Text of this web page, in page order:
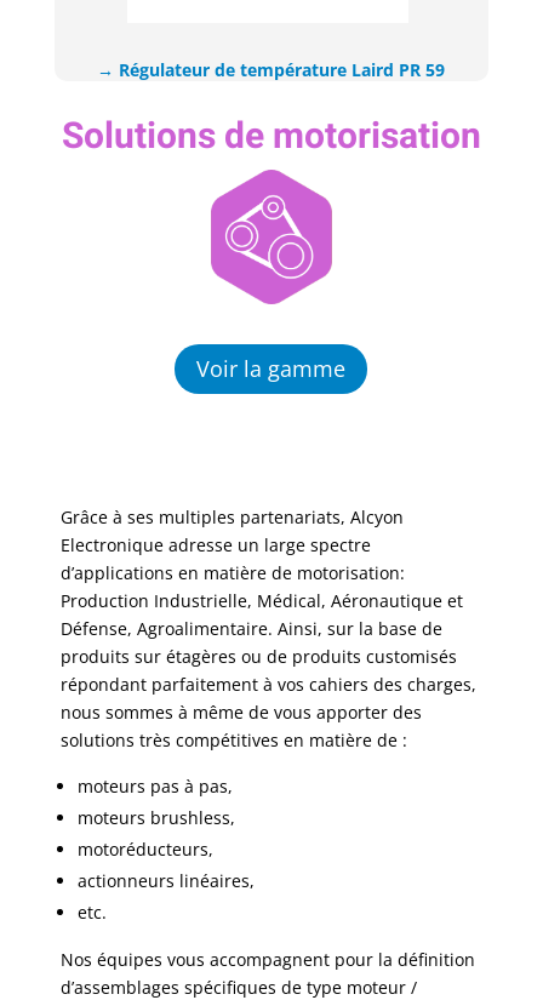
→ Régulateur de température Laird PR 59​
Solutions de motorisation
Voir la gamme
Grâce à ses multiples partenariats, Alcyon
Electronique adresse un large spectre
d’applications en matière de motorisation:
Production Industrielle, Médical, Aéronautique et
Défense, Agroalimentaire. Ainsi, sur la base de
produits sur étagères ou de produits customisés
répondant parfaitement à vos cahiers des charges,
nous sommes à même de vous apporter des
solutions très compétitives en matière de :​
moteurs pas à pas, ​
moteurs brushless,​
motoréducteurs, ​
actionneurs linéaires, ​
etc. ​
Nos équipes vous accompagnent pour la définition
d’assemblages spécifiques de type moteur /